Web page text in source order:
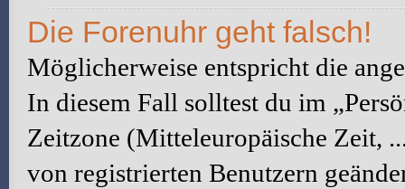
Die Forenuhr geht falsch!
Möglicherweise entspricht die
In diesem Fall solltest du im
Zeitzone (Mitteleuropäische Zeit,
von registrierten Benutzern